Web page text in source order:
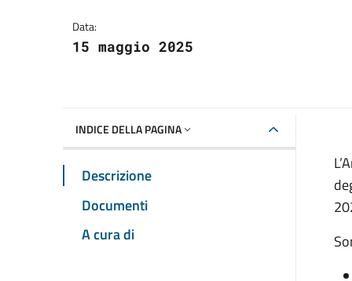
Data:
15 maggio 2025
INDICE DELLA PAGINA
Descrizione
Documenti
A cura di